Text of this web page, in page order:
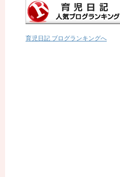
育児日記 ブログランキングへ